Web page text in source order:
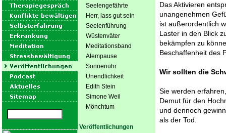
Seelengefährte
Herr, lass gut sein
Seelenführung
Wüstenväter
Meditationsband
Atempause
Sonnenuhr
Unendlichkeit
Edith Stein
Simone Weil
Mönchtum
Veröffentlichungen
Das Aktivieren
unangenehmen
ist außerordentlich
Laster in den Blick
bekämpfen zu
Beschaffenheit des
Wir sollten die
Sie werden
Demut für den
und dennoch
als der Tod.